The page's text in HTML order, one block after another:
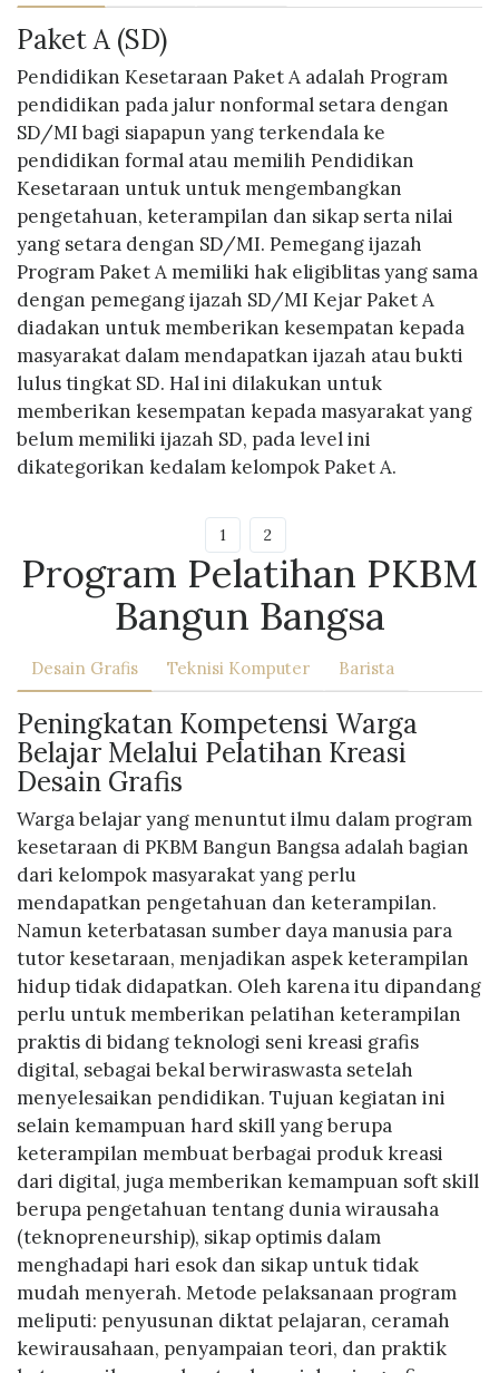
Paket A (SD)
Pendidikan Kesetaraan Paket A adalah Program
pendidikan pada jalur nonformal setara dengan
SD/MI bagi siapapun yang terkendala ke
pendidikan formal atau memilih Pendidikan
Kesetaraan untuk untuk mengembangkan
pengetahuan, keterampilan dan sikap serta nilai
yang setara dengan SD/MI. Pemegang ijazah
Program Paket A memiliki hak eligiblitas yang sama
dengan pemegang ijazah SD/MI Kejar Paket A
diadakan untuk memberikan kesempatan kepada
masyarakat dalam mendapatkan ijazah atau bukti
lulus tingkat SD. Hal ini dilakukan untuk
memberikan kesempatan kepada masyarakat yang
belum memiliki ijazah SD, pada level ini
dikategorikan kedalam kelompok Paket A.
1 2
Program Pelatihan PKBM
Bangun Bangsa
Desain Grafis Teknisi Komputer Barista
Peningkatan Kompetensi Warga
Belajar Melalui Pelatihan Kreasi
Desain Grafis
Warga belajar yang menuntut ilmu dalam program
kesetaraan di PKBM Bangun Bangsa adalah bagian
dari kelompok masyarakat yang perlu
mendapatkan pengetahuan dan keterampilan.
Namun keterbatasan sumber daya manusia para
tutor kesetaraan, menjadikan aspek keterampilan
hidup tidak didapatkan. Oleh karena itu dipandang
perlu untuk memberikan pelatihan keterampilan
praktis di bidang teknologi seni kreasi grafis
digital, sebagai bekal berwiraswasta setelah
menyelesaikan pendidikan. Tujuan kegiatan ini
selain kemampuan hard skill yang berupa
keterampilan membuat berbagai produk kreasi
dari digital, juga memberikan kemampuan soft skill
berupa pengetahuan tentang dunia wirausaha
(teknopreneurship), sikap optimis dalam
menghadapi hari esok dan sikap untuk tidak
mudah menyerah. Metode pelaksanaan program
meliputi: penyusunan diktat pelajaran, ceramah
kewirausahaan, penyampaian teori, dan praktik